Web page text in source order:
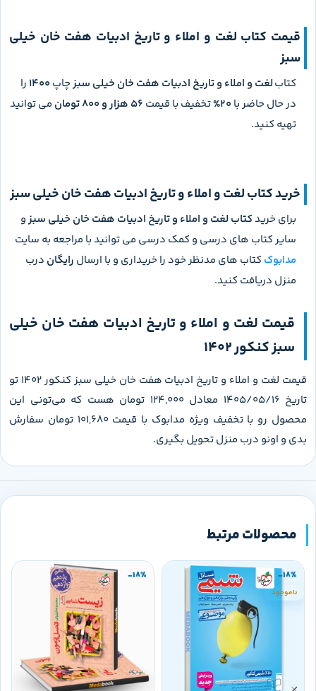
قیمت کتاب لغت و املاء و تاریخ ادبیات هفت خان خیلی
سبز
کتابلغت و املاء و تاریخ ادبیات هفت خان خیلی سبز چاپ 1400 را
در حال حاضر با 20% تخفیف با قیمت 56 هزار و 800 تومان
می توانید
تهیه کنید.
خرید کتاب لغت و املاء و تاریخ ادبیات هفت خان خیلی سبز
برای خریدکتاب لغت و املاء و تاریخ ادبیات هفت خان خیلی سبزو
سایر کتاب های درسی و کمک درسی می توانید با مراجعه به سایت
مدابوککتاب های مدنظر خود را خریداری و با ارسال رایگان درب
منزل دریافت کنید.
قیمت لغت و املاء و تاریخ ادبیات هفت خان خیلی
سبز کنکور 1402
قیمت لغت و املاء و تاریخ ادبیات هفت خان خیلی سبز کنکور 1402 تو
تاریخ 1405/05/16 معادل 124,000 تومان هست که می‌تونی این
محصول رو با تخفیف ویژه مدابوک با قیمت 101,680 تومان سفارش
بدی و اونو درب منزل تحویل بگیری.
محصولات مرتبط
-18%
ناموجود
-18%